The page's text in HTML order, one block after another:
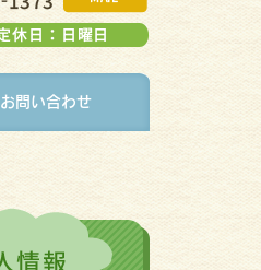
お問い合わせ